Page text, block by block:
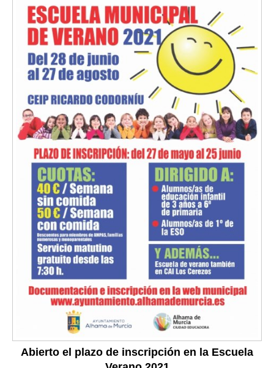
Abierto el plazo de inscripción en la Escuela